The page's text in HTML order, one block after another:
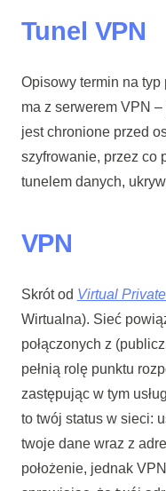
Tunel VPN
Opisowy termin na typ
ma z serwerem VPN
jest chronione przed
szyfrowanie, przez co
tunelem danych,
VPN
Skrót od Virtual
Wirtualna). Sieć
połączonych z
pełnią rolę punktu
zastępując w tym
to twój status w sieci:
twoje dane wraz z
położenie, jednak